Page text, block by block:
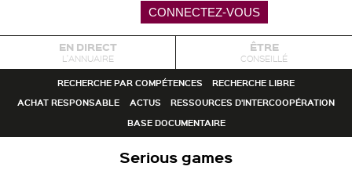
EN DIRECT
L'ANNUAIRE
ÊTRE
CONSEILLÉ
RECHERCHE PAR COMPÉTENCES
RECHERCHE LIBRE
ACHAT RESPONSABLE
ACTUS
RESSOURCES D'INTERCOOPÉRATION
BASE DOCUMENTAIRE
Serious games